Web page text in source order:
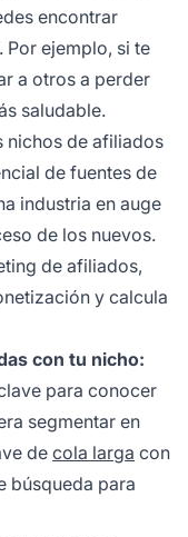
encontrar
Por ejemplo, si te
a otros a perder
saludable.
nichos de afiliados
de fuentes de
industria en auge
de los nuevos.
de afiliados,
y calcula
con tu nicho:
para conocer
segmentar en
de cola larga con
búsqueda para